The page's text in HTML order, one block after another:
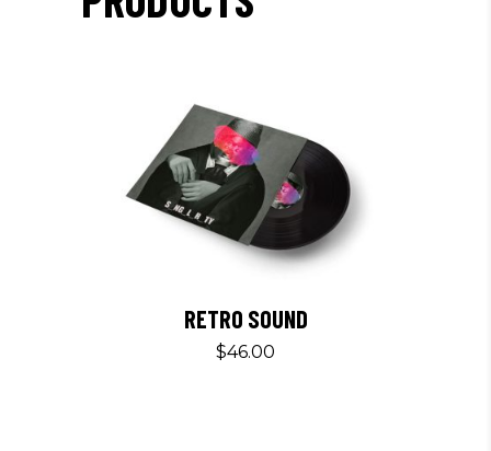
RETRO SOUND
$46.00